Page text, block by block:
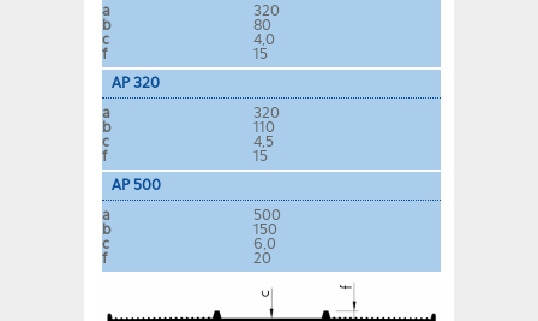
a
320
b
80
c
4,0
f
15
AP 320
a
320
b
110
c
4,5
f
15
AP 500
a
500
b
150
c
6,0
f
20